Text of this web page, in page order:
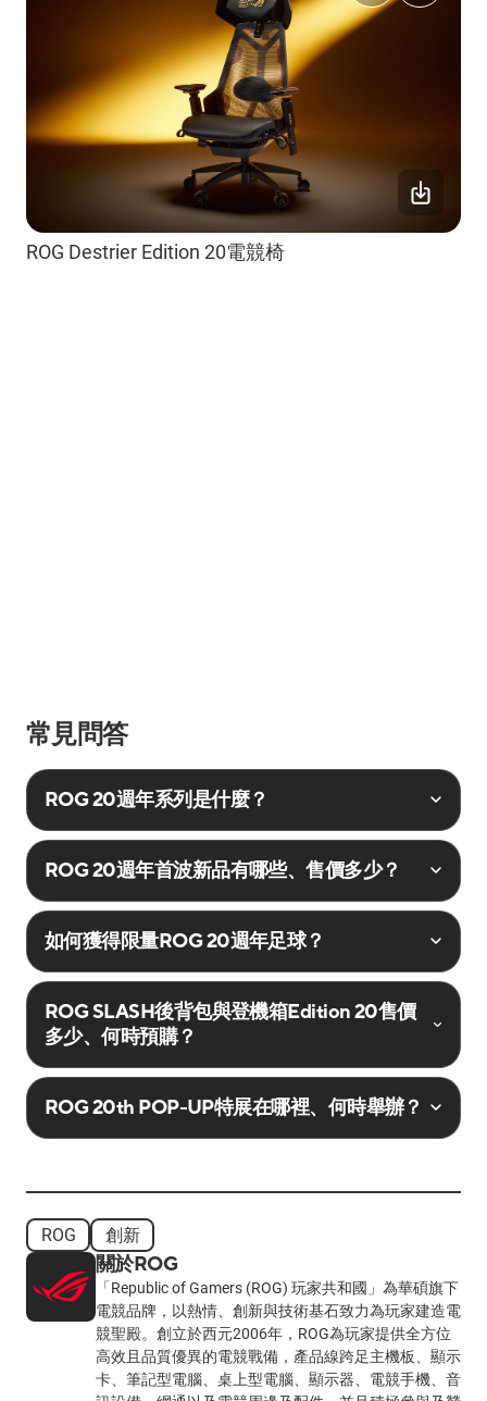
ROG Destrier Edition 20電競椅
常見問答
ROG 20週年系列是什麼？
ROG 20週年首波新品有哪些、售價多少？
如何獲得限量ROG 20週年足球？
ROG SLASH後背包與登機箱Edition 20售價
多少、何時預購？
ROG 20th POP-UP特展在哪裡、何時舉辦？
ROG 創新
關於ROG
「Republic of Gamers (ROG) 玩家共和國」為華碩旗下
電競品牌，以熱情、創新與技術基石致力為玩家建造電
競聖殿。創立於西元2006年，ROG為玩家提供全方位
高效且品質優異的電競戰備，產品線跨足主機板、顯示
卡、筆記型電腦、桌上型電腦、顯示器、電競手機、音